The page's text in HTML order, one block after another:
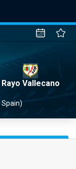
Rayo Vallecano